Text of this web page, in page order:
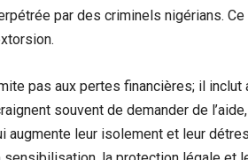
par des criminels nigérians.
pas aux pertes financières; il
souvent de demander de
augmente leur isolement et leur